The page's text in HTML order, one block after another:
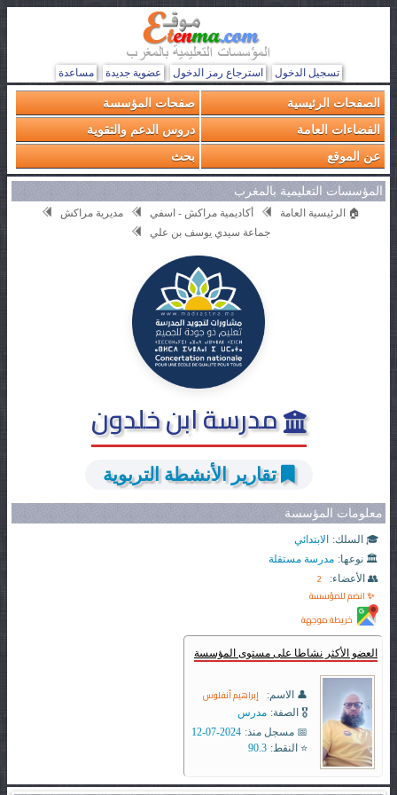
تسجيل الدخول استرجاع رمز الدخول عضوية جديدة مساعدة
الصفحات الرئيسية
صفحات المؤسسة
الفضاءات العامة
دروس الدعم والتقوية
عن الموقع
بحث
المؤسسات التعليمية بالمغرب
🏠 الرئيسية العامة أكاديمية مراكش - اسفي
مديرية مراكش
جماعة سيدي يوسف بن علي
مدرسة ابن خلدون
تقارير الأنشطة التربوية
معلومات المؤسسة
🎓 السلك: الابتدائي
🏛️ نوعها: مدرسة مستقلة
👥 الأعضاء:
2
✨ انضم للمؤسسة
خريطة موجهة
العضو الأكثر نشاطا على مستوى المؤسسة
👤 الاسم: إبراهيم أنفلوس
🎖️ الصفة: مدرس
📅 مسجل منذ: 2024-07-12
⭐ النقط: 90.3